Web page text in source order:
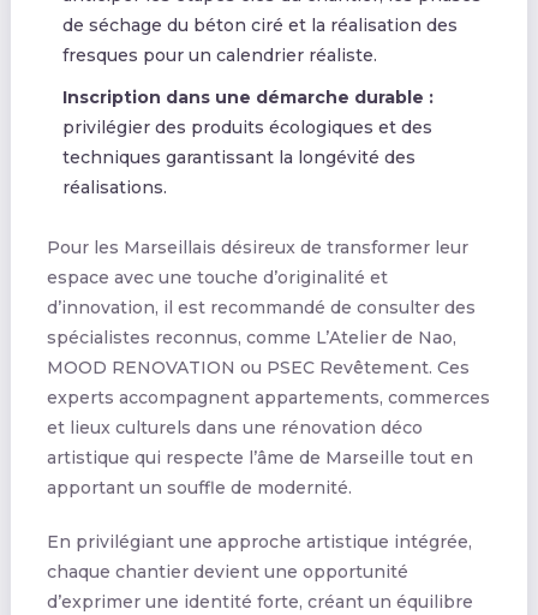
de séchage du béton ciré et la réalisation des
fresques pour un calendrier réaliste.
Inscription dans une démarche durable :
privilégier des produits écologiques et des
techniques garantissant la longévité des
réalisations.
Pour les Marseillais désireux de transformer leur
espace avec une touche d’originalité et
d’innovation, il est recommandé de consulter des
spécialistes reconnus, comme L’Atelier de Nao,
MOOD RENOVATION ou PSEC Revêtement. Ces
experts accompagnent appartements, commerces
et lieux culturels dans une rénovation déco
artistique qui respecte l’âme de Marseille tout en
apportant un souffle de modernité.
En privilégiant une approche artistique intégrée,
chaque chantier devient une opportunité
d’exprimer une identité forte, créant un équilibre